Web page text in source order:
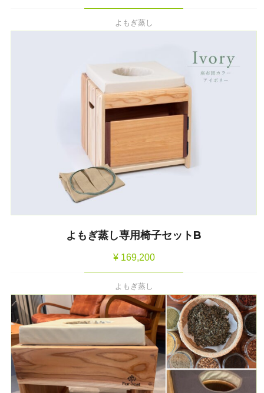
よもぎ蒸し
よもぎ蒸し専用椅子セットB
¥169,200
よもぎ蒸し